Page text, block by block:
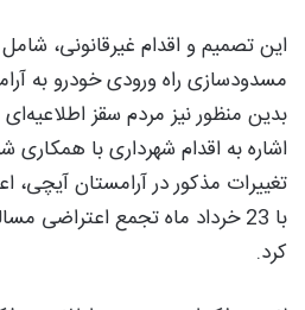
این تصمیم و اقدام غیرقانونی،
مسدودسازی راه ورودی خودرو به
بدین منظور نیز مردم سقز
اشاره به اقدام شهرداری با
تغییرات مذکور در آرامستان آیچی،
با 23 خرداد ماه تجمع اعتراضی
کرد.